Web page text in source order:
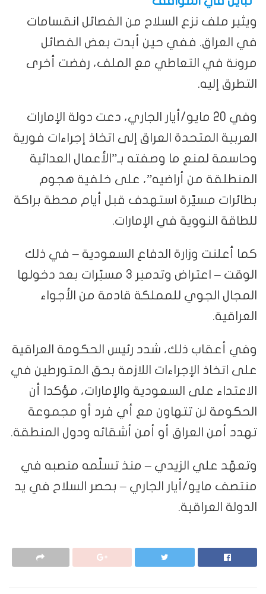
ويثير ملف نزع السلاح من الفصائل انقسامات
في العراق. ففي حين أبدت بعض الفصائل
مرونة في التعاطي مع الملف، رفضت أخرى
التطرق إليه.
وفي 20 مايو/أيار الجاري، دعت دولة الإمارات
العربية المتحدة العراق إلى اتخاذ إجراءات فورية
وحاسمة لمنع ما وصفته بـ”الأعمال العدائية
المنطلقة من أراضيه”، على خلفية هجوم
بطائرات مسيّرة استهدف قبل أيام محطة براكة
للطاقة النووية في الإمارات.
كما أعلنت وزارة الدفاع السعودية – في ذلك
الوقت – اعتراض وتدمير 3 مسيّرات بعد دخولها
المجال الجوي للمملكة قادمة من الأجواء
العراقية.
وفي أعقاب ذلك، شدد رئيس الحكومة العراقية
على اتخاذ الإجراءات اللازمة بحق المتورطين في
الاعتداء على السعودية والإمارات، مؤكدا أن
الحكومة لن تتهاون مع أي فرد أو مجموعة
تهدد أمن العراق أو أمن أشقائه ودول المنطقة.
وتعهّد علي الزيدي – منذ تسلّمه منصبه في
منتصف مايو/أيار الجاري – بحصر السلاح في يد
الدولة العراقية.